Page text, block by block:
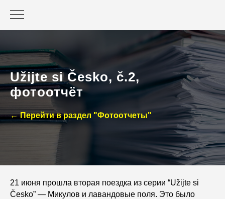
Užijte si Česko, č.2,
фотоотчёт
← Перейти в раздел "Фотоотчеты"
21 июня прошла вторая поездка из серии “Užijte si
Česko” — Микулов и лавандовые поля. Это было